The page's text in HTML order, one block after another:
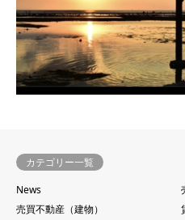
カテゴリー一覧
News
売買不動産（建物）